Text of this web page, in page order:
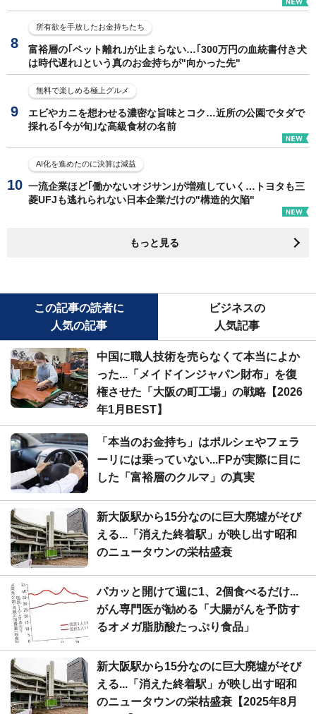
所有欲を手放したお金持ちたち
富裕層の｢ペット離れ｣が止まらない…｢300万円の血統書付き犬
は時代遅れ｣という真のお金持ちが"向かった先"
無料で楽しめる極上グルメ
エビやカニを想わせる濃密な旨味とコク…近所の公園でタダで
採れる｢今が旬｣な高級食材の名前
AI化を進めたのに決算は減益
一流企業ほど｢働かないオジサン｣が増殖していく…トヨタも三
菱UFJも逃れられない日本企業だけの"構造的欠陥"
もっと見る
この記事の読者に
人気の記事
ビジネスの
人気記事
中国に職人技術を売らなくて本当によか
った...「メイドインジャパン財布」を復
権させた「大阪の町工場」の戦略【2026
年1月BEST】
「本当のお金持ち」はポルシェやフェラ
ーリには乗っていない...FPが実際に目に
した「富裕層のクルマ」の真実
新大阪駅から15分なのに巨大廃墟がそび
える...「消えた終着駅」が映し出す昭和
のニュータウンの栄枯盛衰
パカッと開けて週に1、2個食べるだけ...
がん専門医が勧める「大腸がんを予防す
るオメガ脂肪酸たっぷり食品」
新大阪駅から15分なのに巨大廃墟がそび
える...「消えた終着駅」が映し出す昭和
のニュータウンの栄枯盛衰【2025年8月